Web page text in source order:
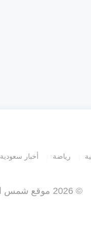
رياضة أخبار سعودية
© 2026 موقع شمس الاخباري